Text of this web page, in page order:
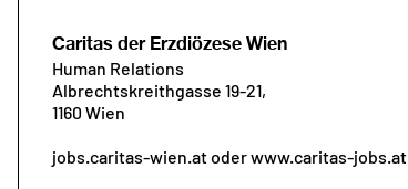
Caritas der Erzdiözese Wien
Human Relations
Albrechtskreithgasse 19-21,
1160 Wien
jobs.caritas-wien.at oder www.caritas-jobs.at